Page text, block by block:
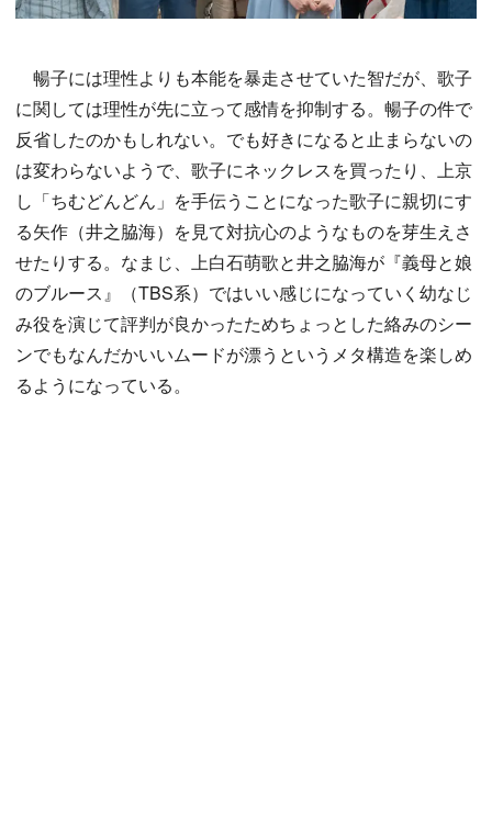
暢子には理性よりも本能を暴走させていた智だが、歌子
に関しては理性が先に立って感情を抑制する。暢子の件で
反省したのかもしれない。でも好きになると止まらないの
は変わらないようで、歌子にネックレスを買ったり、上京
し「ちむどんどん」を手伝うことになった歌子に親切にす
る矢作（井之脇海）を見て対抗心のようなものを芽生えさ
せたりする。なまじ、上白石萌歌と井之脇海が『義母と娘
のブルース』（TBS系）ではいい感じになっていく幼なじ
み役を演じて評判が良かったためちょっとした絡みのシー
ンでもなんだかいいムードが漂うというメタ構造を楽しめ
るようになっている。